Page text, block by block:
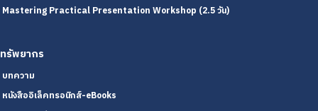
Mastering Practical Presentation Workshop (2.5 วัน)
ทรัพยากร
บทความ
หนังสืออิเล็คทรอนิกส์-eBooks